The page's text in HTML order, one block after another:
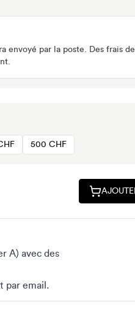
envoyé par la poste. Des frais
500 CHF
A) avec des
par email.